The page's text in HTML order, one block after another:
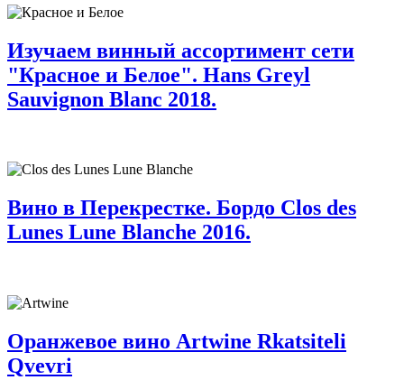
Изучаем винный ассортимент сети
"Красное и Белое". Hans Greyl
Sauvignon Blanc 2018.
Вино в Перекрестке. Бордо Clos des
Lunes Lune Blanche 2016.
Оранжевое вино Artwine Rkatsiteli
Qvevri